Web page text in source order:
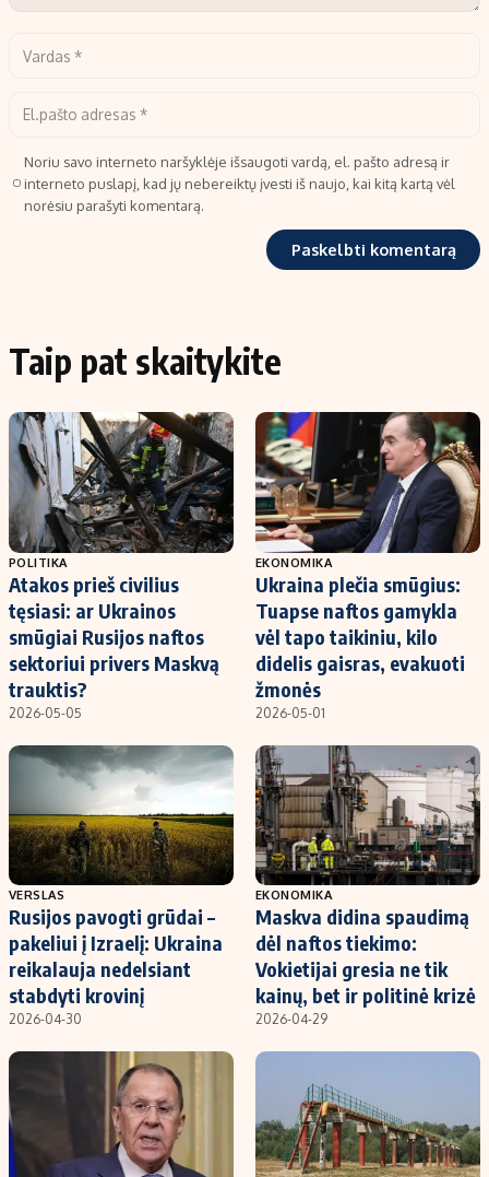
Noriu savo interneto naršyklėje išsaugoti vardą, el. pašto adresą ir
interneto puslapį, kad jų nebereiktų įvesti iš naujo, kai kitą kartą vėl
norėsiu parašyti komentarą.
Taip pat skaitykite
POLITIKA
Atakos prieš civilius
tęsiasi: ar Ukrainos
smūgiai Rusijos naftos
sektoriui privers Maskvą
trauktis?
2026-05-05
EKONOMIKA
Ukraina plečia smūgius:
Tuapse naftos gamykla
vėl tapo taikiniu, kilo
didelis gaisras, evakuoti
žmonės
2026-05-01
VERSLAS
Rusijos pavogti grūdai –
pakeliui į Izraelį: Ukraina
reikalauja nedelsiant
stabdyti krovinį
2026-04-30
EKONOMIKA
Maskva didina spaudimą
dėl naftos tiekimo:
Vokietijai gresia ne tik
kainų, bet ir politinė krizė
2026-04-29